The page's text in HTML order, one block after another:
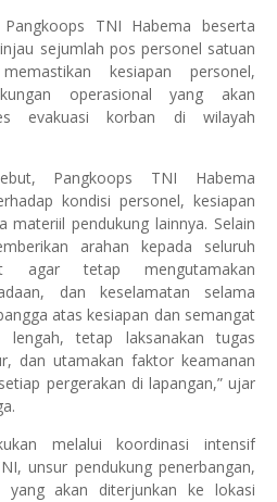
TNI Habema beserta
sejumlah pos personel satuan
kesiapan personel,
operasional yang akan
evakuasi korban di wilayah
Pangkoops TNI Habema
kondisi personel, kesiapan
materiil pendukung lainnya. Selain
arahan kepada seluruh
agar tetap mengutamakan
dan keselamatan selama
atas kesiapan dan semangat
lengah, tetap laksanakan tugas
dan utamakan faktor keamanan
pergerakan di lapangan,” ujar
melalui koordinasi intensif
unsur pendukung penerbangan,
yang akan diterjunkan ke lokasi